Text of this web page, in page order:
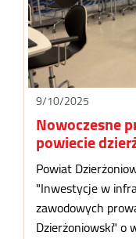
9/10/2025
Nowoczesne
powiecie
Powiat
"Inwestycje w
zawodowych
Dzierżoniowski" o